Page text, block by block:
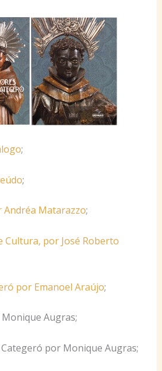
;
;
Matarazzo;
Cultura, por José Roberto
por Emanoel Araújo;
Augras;
por Monique Augras;